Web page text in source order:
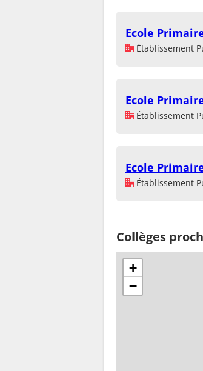
Ecole
Établissement
Ecole
Établissement
Ecole
Établissement
Collèges
+
−